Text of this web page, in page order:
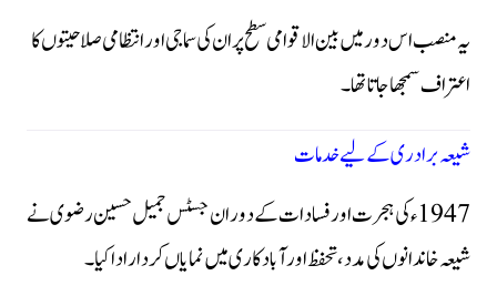
یہ منصب اس دور میں بین الاقوامی سطح پر ان کی سماجی اور انتظامی صلاحیتوں کا
اعتراف سمجھا جاتا تھا۔
شیعہ برادری کے لیے خدمات
1947ء کی ہجرت اور فسادات کے دوران جسٹس جمیل حسین رضوی نے
شیعہ خاندانوں کی مدد، تحفظ اور آبادکاری میں نمایاں کردار ادا کیا۔